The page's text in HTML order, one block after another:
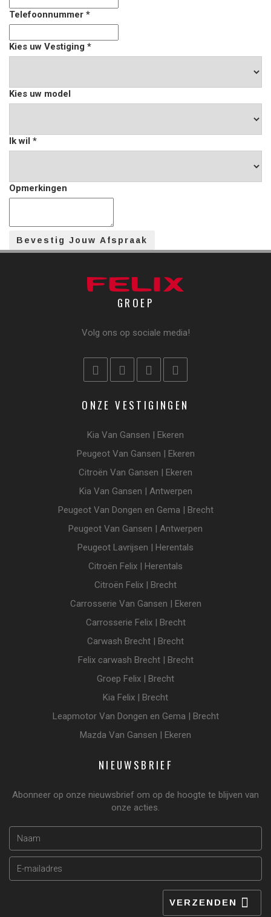
Telefoonnummer *
Kies uw Vestiging *
Kies uw model
Ik wil *
Opmerkingen
GROEP
Volg ons op sociale media!
ONZE VESTIGINGEN
Kia Van Gansen | Ekeren
Peugeot Van Gansen | Ekeren
Citroën Van Gansen | Ekeren
Kia Van Gansen | Antwerpen
Peugeot Van Dongen en Gema | Brecht
Peugeot Van Gansen | Antwerpen
Peugeot Lavrijsen | Herentals
Citroën Felix | Herentals
Citroën Felix | Brecht
Carrosserie Van Gansen | Ekeren
Carrosserie Felix | Brecht
Carwash Brecht | Brecht
Felix carwash Brecht | Brecht
Groep Felix | Brecht
Kia Felix | Brecht
Leapmotor Van Dongen en Gema | Brecht
Mazda Van Gansen | Ekeren
NIEUWSBRIEF
Abonneer op onze nieuwsbrief om op de hoogte te blijven van
onze acties.
VERZENDEN